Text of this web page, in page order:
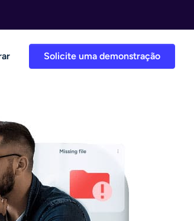
Solicite uma demonstração